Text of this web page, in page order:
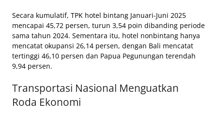
Secara kumulatif, TPK hotel bintang Januari-Juni 2025
mencapai 45,72 persen, turun 3,54 poin dibanding periode
sama tahun 2024. Sementara itu, hotel nonbintang hanya
mencatat okupansi 26,14 persen, dengan Bali mencatat
tertinggi 46,10 persen dan Papua Pegunungan terendah
9,94 persen.
Transportasi Nasional Menguatkan
Roda Ekonomi